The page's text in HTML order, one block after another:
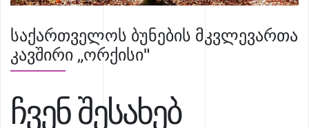
საქართველოს ბუნების მკვლევართა
კავშირი „ორქისი"
ჩვენ შესახებ